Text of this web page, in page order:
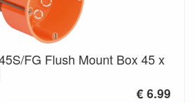
FG Flush Mount Box 45 x
€ 6.99